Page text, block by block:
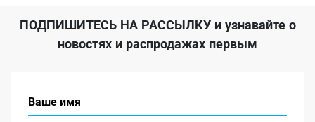
ПОДПИШИТЕСЬ НА РАССЫЛКУи узнавайте о
новостях и распродажах первым